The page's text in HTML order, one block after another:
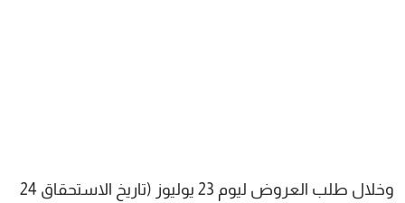
وخلال طلب العروض ليوم 23 يوليوز (تاريخ الاستحقاق 24